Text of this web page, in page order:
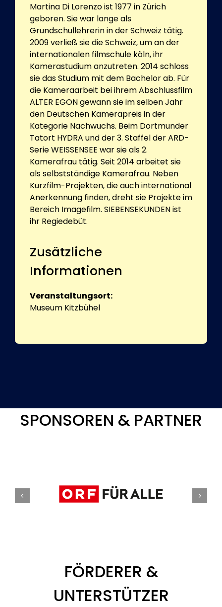
Martina Di Lorenzo ist 1977 in Zürich
geboren. Sie war lange als
Grundschullehrerin in der Schweiz tätig.
2009 verließ sie die Schweiz, um an der
internationalen filmschule köln, ihr
Kamerastudium anzutreten. 2014 schloss
sie das Studium mit dem Bachelor ab. Für
die Kameraarbeit bei ihrem Abschlussfilm
ALTER EGON gewann sie im selben Jahr
den Deutschen Kamerapreis in der
Kategorie Nachwuchs. Beim Dortmunder
Tatort HYDRA und der 3. Staffel der ARD-
Serie WEISSENSEE war sie als 2.
Kamerafrau tätig. Seit 2014 arbeitet sie
als selbstständige Kamerafrau. Neben
Kurzfilm-Projekten, die auch international
Anerkennung finden, dreht sie Projekte im
Bereich Imagefilm. SIEBENSEKUNDEN ist
ihr Regiedebüt.
Zusätzliche
Informationen
Veranstaltungsort:
Museum Kitzbühel
SPONSOREN & PARTNER
FÖRDERER &
UNTERSTÜTZER